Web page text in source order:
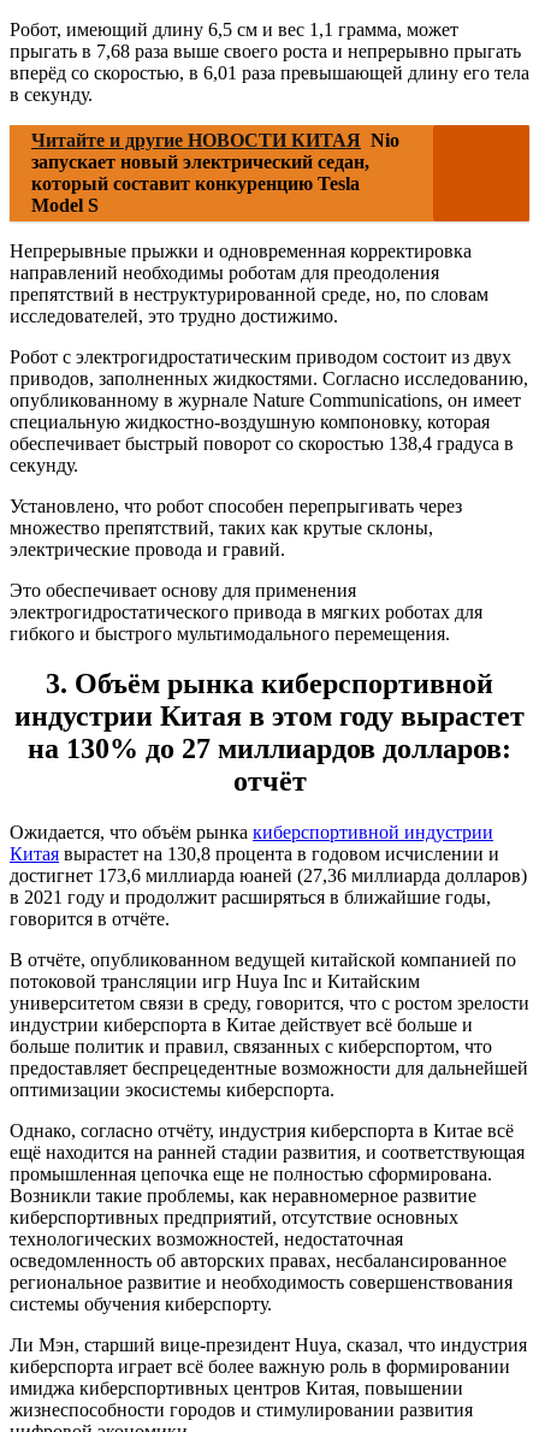
Робот, имеющий длину 6,5 см и вес 1,1 грамма, может
прыгать в 7,68 раза выше своего роста и непрерывно прыгать
вперёд со скоростью, в 6,01 раза превышающей длину его тела
в секунду.
Читайте и другие НОВОСТИ КИТАЯ Nio
запускает новый электрический седан,
который составит конкуренцию Tesla
Model S
Непрерывные прыжки и одновременная корректировка
направлений необходимы роботам для преодоления
препятствий в неструктурированной среде, но, по словам
исследователей, это трудно достижимо.
Робот с электрогидростатическим приводом состоит из двух
приводов, заполненных жидкостями. Согласно исследованию,
опубликованному в журнале Nature Communications, он имеет
специальную жидкостно-воздушную компоновку, которая
обеспечивает быстрый поворот со скоростью 138,4 градуса в
секунду.
Установлено, что робот способен перепрыгивать через
множество препятствий, таких как крутые склоны,
электрические провода и гравий.
Это обеспечивает основу для применения
электрогидростатического привода в мягких роботах для
гибкого и быстрого мультимодального перемещения.
3. Объём рынка киберспортивной
индустрии Китая в этом году вырастет
на 130% до 27 миллиардов долларов:
отчёт
Ожидается, что объём рынка киберспортивной индустрии
Китая вырастет на 130,8 процента в годовом исчислении и
достигнет 173,6 миллиарда юаней (27,36 миллиарда долларов)
в 2021 году и продолжит расширяться в ближайшие годы,
говорится в отчёте.
В отчёте, опубликованном ведущей китайской компанией по
потоковой трансляции игр Huya Inc и Китайским
университетом связи в среду, говорится, что с ростом зрелости
индустрии киберспорта в Китае действует всё больше и
больше политик и правил, связанных с киберспортом, что
предоставляет беспрецедентные возможности для дальнейшей
оптимизации экосистемы киберспорта.
Однако, согласно отчёту, индустрия киберспорта в Китае всё
ещё находится на ранней стадии развития, и соответствующая
промышленная цепочка еще не полностью сформирована.
Возникли такие проблемы, как неравномерное развитие
киберспортивных предприятий, отсутствие основных
технологических возможностей, недостаточная
осведомленность об авторских правах, несбалансированное
региональное развитие и необходимость совершенствования
системы обучения киберспорту.
Ли Мэн, старший вице-президент Huya, сказал, что индустрия
киберспорта играет всё более важную роль в формировании
имиджа киберспортивных центров Китая, повышении
жизнеспособности городов и стимулировании развития